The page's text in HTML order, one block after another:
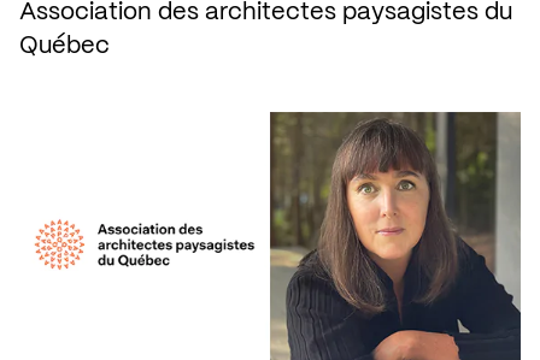
Association des architectes paysagistes du
Québec